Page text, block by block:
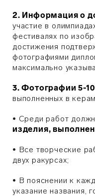
2. Информация о
участие в
фестивалях по
достижения
фотографиями
максимально
3.Фотографии 5-
выполненных в
• Среди работ
изделия,
• Все творческие
двух ракурсах;
• В пояснении к
указание названия,